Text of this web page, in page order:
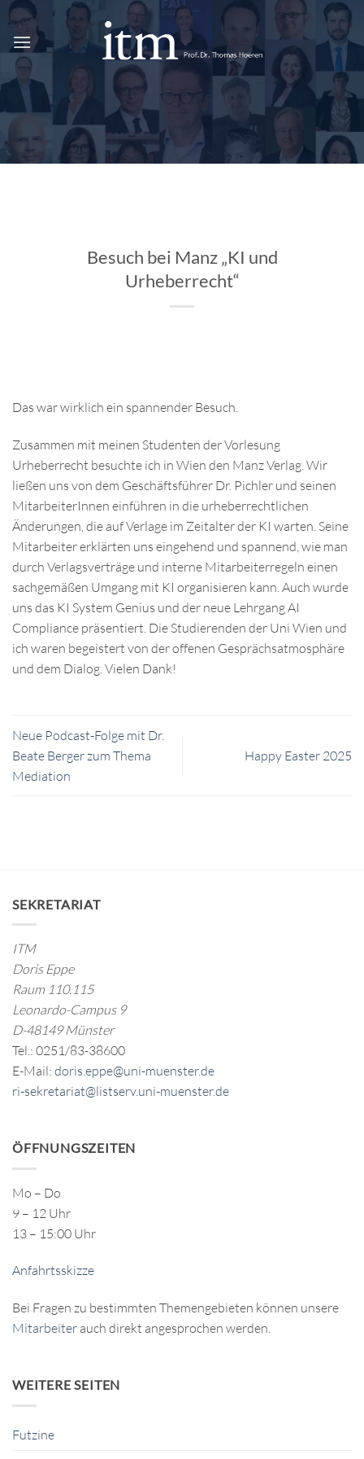
Zum
springen
Besuch bei Manz „KI und
Urheberrecht“
Das war wirklich ein spannender Besuch.
Zusammen mit meinen Studenten der Vorlesung
Urheberrecht besuchte ich in Wien den Manz Verlag. Wir
ließen uns von dem Geschäftsführer Dr. Pichler und seinen
MitarbeiterInnen einführen in die urheberrechtlichen
Änderungen, die auf Verlage im Zeitalter der KI warten. Seine
Mitarbeiter erklärten uns eingehend und spannend, wie man
durch Verlagsverträge und interne Mitarbeiterregeln einen
sachgemäßen Umgang mit KI organisieren kann. Auch wurde
uns das KI System Genius und der neue Lehrgang AI
Compliance präsentiert. Die Studierenden der Uni Wien und
ich waren begeistert von der offenen Gesprächsatmosphäre
und dem Dialog. Vielen Dank!
Neue Podcast-Folge mit Dr.
Beate Berger zum Thema
Mediation
Happy Easter 2025
SEKRETARIAT
ITM
Doris Eppe
Raum 110.115
Leonardo-Campus 9
D-48149 Münster
Tel.: 0251/83-38600
E-Mail: doris.eppe@uni-muenster.de
ri-sekretariat@listserv.uni-muenster.de
ÖFFNUNGSZEITEN
Mo – Do
9 – 12 Uhr
13 – 15:00 Uhr
Anfahrtsskizze
Bei Fragen zu bestimmten Themengebieten können unsere
Mitarbeiter auch direkt angesprochen werden.
WEITERE SEITEN
Futzine